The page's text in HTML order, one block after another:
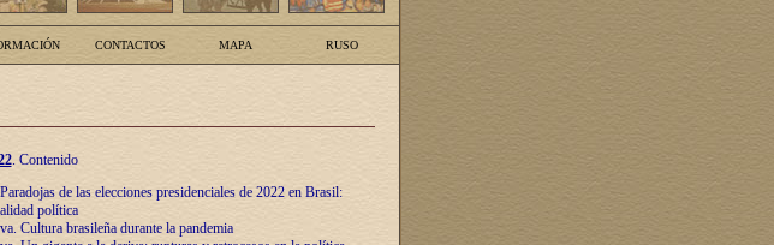
CONTACTOS MAPA RUSO
. Contenido
de las elecciones presidenciales de 2022 en Brasil:
política
Cultura brasileña durante la pandemia